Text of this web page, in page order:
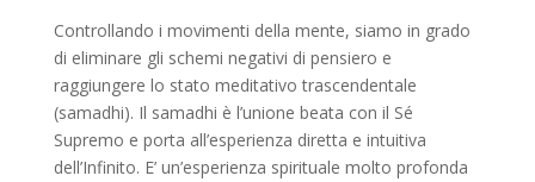
Controllando i movimenti della mente, siamo in grado
di eliminare gli schemi negativi di pensiero e
raggiungere lo stato meditativo trascendentale
(samadhi). Il samadhi è l’unione beata con il Sé
Supremo e porta all’esperienza diretta e intuitiva
dell’Infinito. E’ un’esperienza spirituale molto profonda